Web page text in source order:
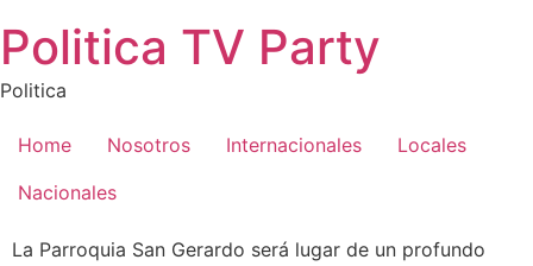
al
contenido
Politica TV Party
Politica
Home Nosotros Internacionales
Locales
Nacionales
La Parroquia San Gerardo será lugar de un profundo